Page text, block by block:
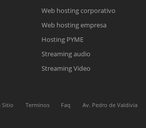
un correo electrónico con el enlace a
para la reunión online.
Cotización
Chat Online
están fuera de línea. Complete el formulario
Web hosting corporativo
Web hosting empresa
Hosting PYME
Streaming audio
Streaming Video
Sitio Terminos Faq
Av. Pedro de Valdivia